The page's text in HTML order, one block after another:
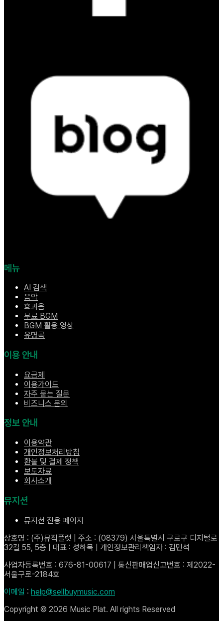
메뉴
AI 검색
음악
효과음
무료 BGM
BGM 활용 영상
유명곡
이용 안내
요금제
이용가이드
자주 묻는 질문
비즈니스 문의
정보 안내
이용약관
개인정보처리방침
환불 및 결제 정책
보도자료
회사소개
뮤지션
뮤지션 전용 페이지
상호명 : (주)뮤직플랫 | 주소 : (08379) 서울특별시 구로구 디지털로
32길 55, 5층 | 대표 : 성하묵 | 개인정보관리책임자 : 김민석
사업자등록번호 : 676-81-00617 | 통신판매업신고번호 : 제2022-
서울구로-2184호
이메일 : help@sellbuymusic.com
Copyright © 2026 Music Plat. All rights Reserved